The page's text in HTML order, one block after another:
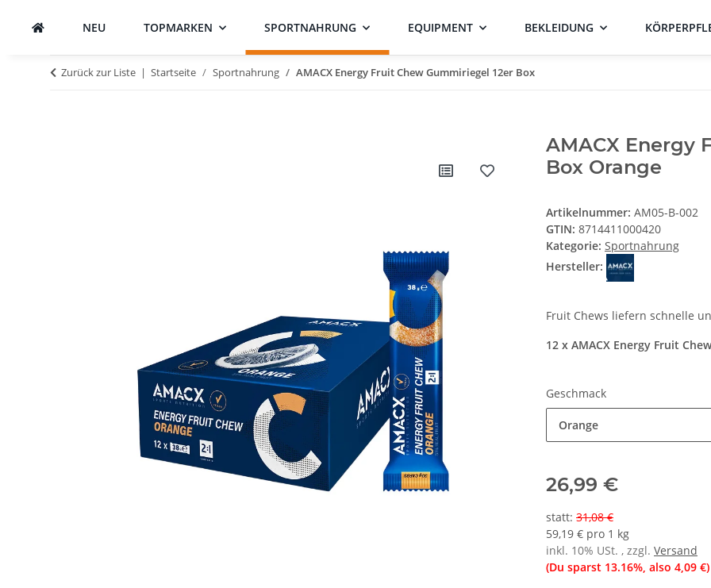
NEU TOPMARKEN SPORTNAHRUNG EQUIPMENT BEKLEIDUNG
Zurück zur Liste Startseite Sportnahrung AMACX Energy Fruit Chew Gummiriegel 12er Box
AMACX Energy
Box Orange
Artikelnummer: AM05-B-002
GTIN: 8714411000420
Kategorie: Sportnahrung
Hersteller:
Fruit Chews liefern schnelle
12 x AMACX Energy Fruit
Geschmack
Orange
26,99 €
statt: 31,08 €
59,19 € pro 1 kg
inkl. 10% USt. , zzgl. Versand
(Du sparst 13.16%, also 4,09 €)